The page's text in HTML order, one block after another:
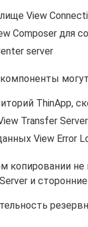
View
Composer для
server
ThinApp,
Transfer
View Error
копировании
и